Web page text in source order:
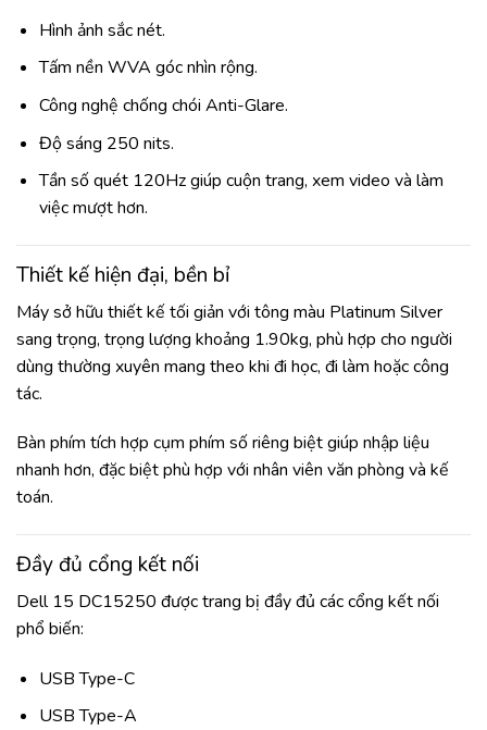
Hình ảnh sắc nét.
Tấm nền WVA góc nhìn rộng.
Công nghệ chống chói Anti-Glare.
Độ sáng 250 nits.
Tần số quét 120Hz giúp cuộn trang, xem video và làm
việc mượt hơn.
Thiết kế hiện đại, bền bỉ
Máy sở hữu thiết kế tối giản với tông màu Platinum Silver
sang trọng, trọng lượng khoảng 1.90kg, phù hợp cho người
dùng thường xuyên mang theo khi đi học, đi làm hoặc công
tác.
Bàn phím tích hợp cụm phím số riêng biệt giúp nhập liệu
nhanh hơn, đặc biệt phù hợp với nhân viên văn phòng và kế
toán.
Đầy đủ cổng kết nối
Dell 15 DC15250 được trang bị đầy đủ các cổng kết nối
phổ biến:
USB Type-C
USB Type-A